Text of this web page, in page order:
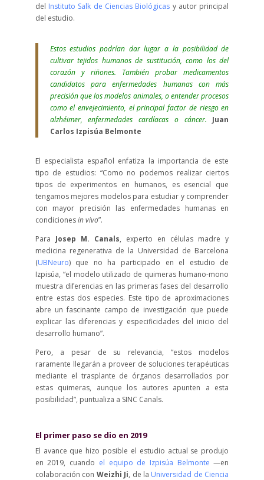
del Instituto Salk de Ciencias Biológicas y autor principal
del estudio.
Estos estudios podrían dar lugar a la posibilidad de
cultivar tejidos humanos de sustitución, como los del
corazón y riñones. También probar medicamentos
candidatos para enfermedades humanas con más
precisión que los modelos animales, o entender procesos
como el envejecimiento, el principal factor de riesgo en
alzhéimer, enfermedades cardíacas o cáncer.
Juan
Carlos Izpisúa Belmonte
El especialista español enfatiza la importancia de este
tipo de estudios: “Como no podemos realizar ciertos
tipos de experimentos en humanos, es esencial que
tengamos mejores modelos para estudiar y comprender
con mayor precisión las enfermedades humanas en
condicionesin vivo”.
Para Josep M. Canals, experto en células madre y
medicina regenerativa de la Universidad de Barcelona
(UBNeuro) que no ha participado en el estudio de
Izpisúa, “el modelo utilizado de quimeras humano-mono
muestra diferencias en las primeras fases del desarrollo
entre estas dos especies. Este tipo de aproximaciones
abre un fascinante campo de investigación que puede
explicar las diferencias y especificidades del inicio del
desarrollo humano”.
Pero, a pesar de su relevancia, “estos modelos
raramente llegarán a proveer de soluciones terapéuticas
mediante el trasplante de órganos desarrollados por
estas quimeras, aunque los autores apunten a esta
posibilidad”, puntualiza a SINC Canals.
El primer paso se dio en 2019
El avance que hizo posible el estudio actual se produjo
en 2019, cuando el equipo de Izpisúa Belmonte —en
colaboración con Weizhi Ji, de la Universidad de Ciencia